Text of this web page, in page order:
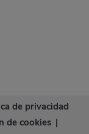
de privacidad
de cookies |